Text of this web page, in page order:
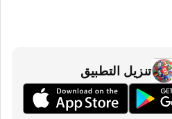
تنزيل التطبيق